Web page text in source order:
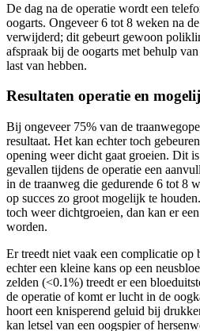
De dag na de operatie wordt een
oogarts. Ongeveer 6 tot 8 weken na
verwijderd; dit gebeurt gewoon
afspraak bij de oogarts met behulp
last van hebben.
Resultaten operatie en
Bij ongeveer 75% van de
resultaat. Het kan echter toch
opening weer dicht gaat groeien. Dit
gevallen tijdens de operatie een
in de traanweg die gedurende 6 tot 8
op succes zo groot mogelijk te
toch weer dichtgroeien, dan kan er
worden.
Er treedt niet vaak een complicatie op
echter een kleine kans op een
zelden (<0.1%) treedt er een
de operatie of komt er lucht in de
hoort een knisperend geluid bij
kan letsel van een oogspier of